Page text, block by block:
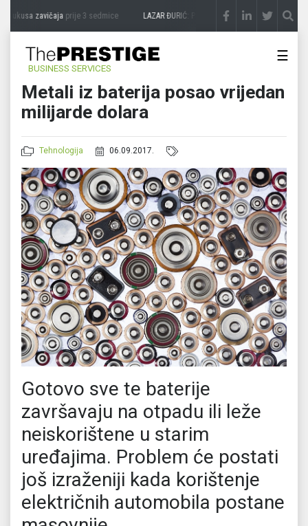
ukusa zavičajaprije 3 sedmice LAZAR ĐURIĆ: Promocija potencijal pretvara u
BUSINESS SERVICES
☰
Metali iz baterija posao vrijedan
milijarde dolara
Tehnologija 06.09.2017.
Gotovo sve te baterije
završavaju na otpadu ili leže
neiskorištene u starim
uređajima. Problem će postati
još izraženiji kada korištenje
električnih automobila postane